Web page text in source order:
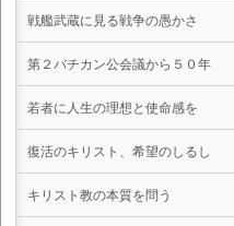
戦艦武蔵に見る戦争の愚かさ
第２バチカン公会議から５０年
若者に人生の理想と使命感を
復活のキリスト、希望のしるし
キリスト教の本質を問う